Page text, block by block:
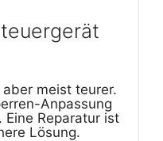
meist teurer.
Anpassung
Reparatur ist
Lösung.